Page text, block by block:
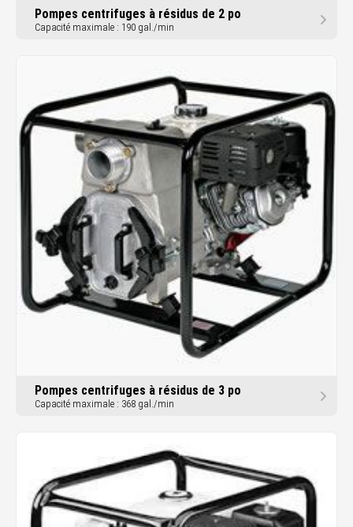
Pompes centrifuges à résidus de 2 po
Capacité maximale : 190 gal./min
Pompes centrifuges à résidus de 3 po
Capacité maximale : 368 gal./min